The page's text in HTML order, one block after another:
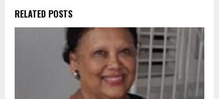
RELATED POSTS